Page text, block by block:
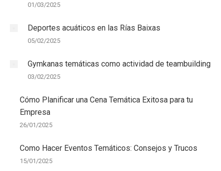
01/03/2025
Deportes acuáticos en las Rías Baixas
05/02/2025
Gymkanas temáticas como actividad de teambuilding
03/02/2025
Cómo Planificar una Cena Temática Exitosa para tu
Empresa
26/01/2025
Como Hacer Eventos Temáticos: Consejos y Trucos
15/01/2025